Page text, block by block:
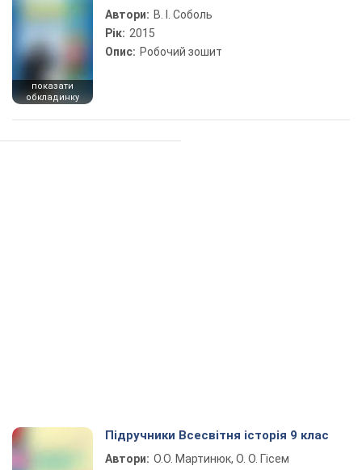
показати
обкладинку
Автори: В. І. Соболь
Рік: 2015
Опис: Робочий зошит
Підручники Всесвітня історія 9 клас
Автори: О.О. Мартинюк, О. О. Гісем